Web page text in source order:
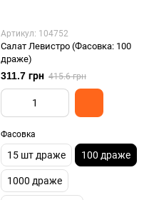
Артикул: 104752
Салат Левистро (Фасовка: 100
драже)
311.7 грн 415.6 грн
Фасовка
15 шт драже 100 драже
1000 драже